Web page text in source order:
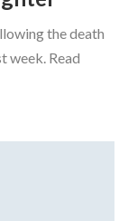
the death
week. Read